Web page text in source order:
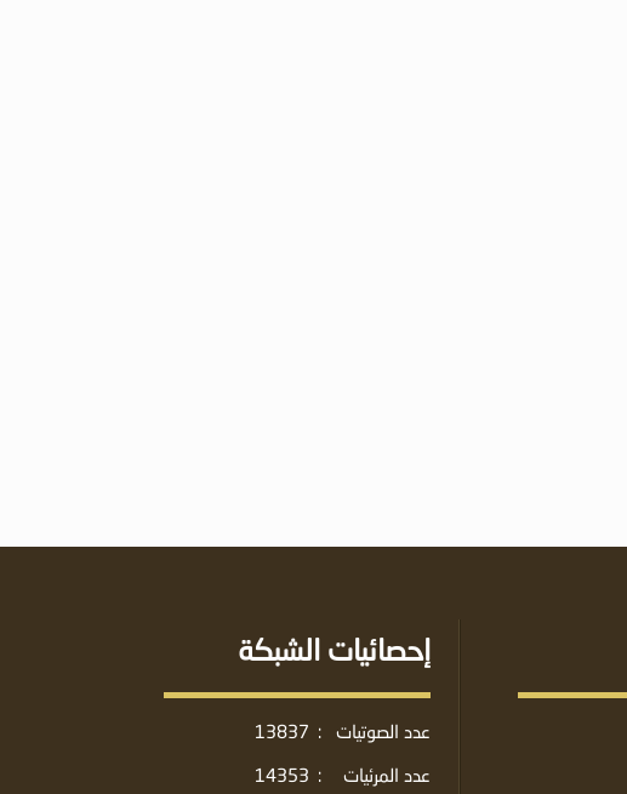
إحصائيات الشبكة
عدد الصوتيات :
13837
عدد المرئيات
:
14353